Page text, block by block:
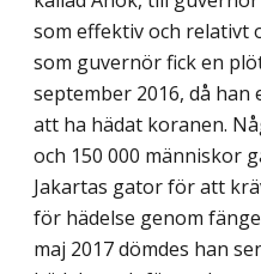
som effektiv och relativt
som guvernör fick en
september 2016, då
att ha hädat koranen.
och 150 000 människor
Jakartas gator för att
för hädelse genom
maj 2017 dömdes han